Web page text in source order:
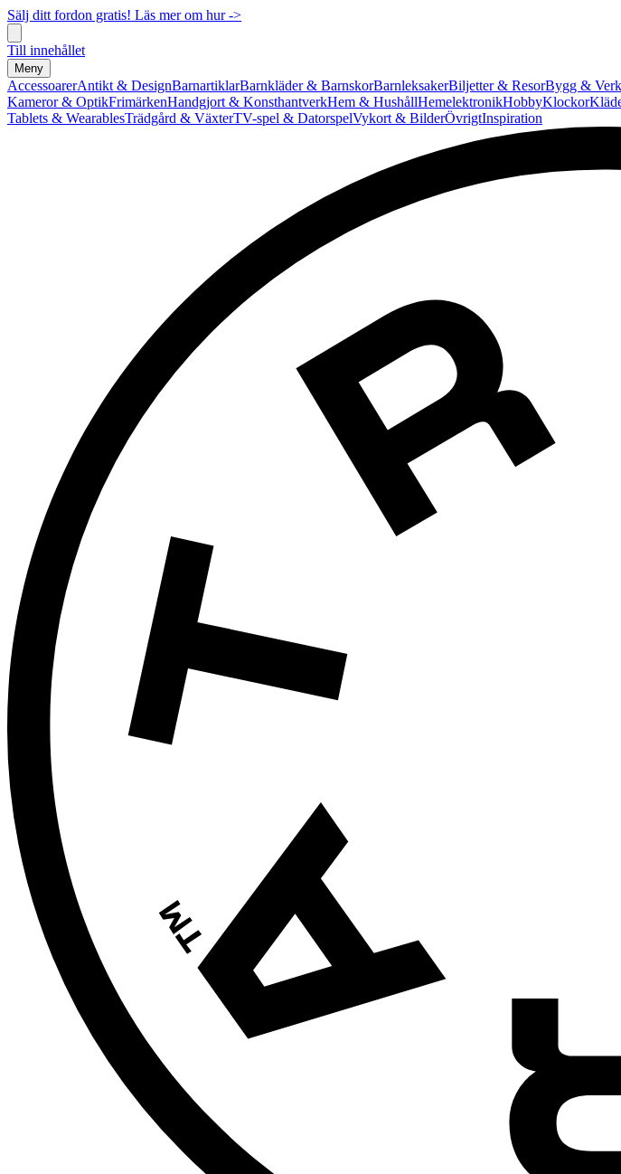
Sälj ditt fordon gratis! Läs mer om hur ->
Till innehållet
Meny
AccessoarerAntikt & DesignBarnartiklarBarnkläder & BarnskorBarnleksakerBiljetter & ResorBygg &
Kameror & OptikFrimärkenHandgjort & KonsthantverkHem & HushållHemelektronikHobbyKlockor
Tablets & WearablesTrädgård & VäxterTV-spel & DatorspelVykort & BilderÖvrigtInspiration